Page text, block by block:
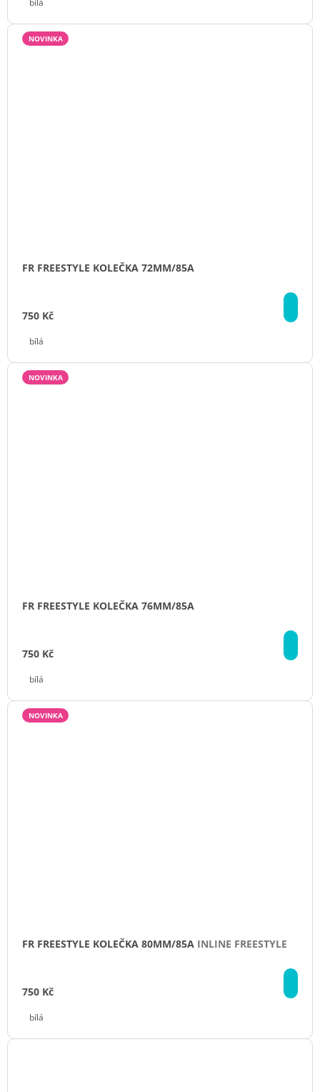
bílá
NOVINKA
FR FREESTYLE KOLEČKA 72MM/85A
750 Kč
bílá
NOVINKA
FR FREESTYLE KOLEČKA 76MM/85A
750 Kč
bílá
NOVINKA
FR FREESTYLE KOLEČKA 80MM/85A INLINE FREESTYLE
750 Kč
bílá